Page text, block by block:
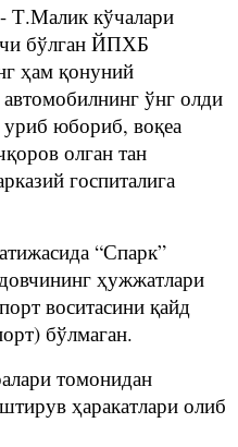
Т.Малик кўчалари
бўлган ЙПХБ
ҳам қонуний
ўнг олди
юбориб, воқеа
олган тан
госпиталига
“Спарк”
ҳужжатлари
воситасини қайд
бўлмаган.
томонидан
ҳаракатлари олиб